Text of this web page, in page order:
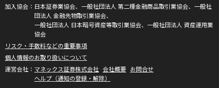
日本証券業協会、一般社団法人 第二種金融商品取引業協会、一般社
団法人 金融先物取引業協会、
一般社団法人 日本暗号資産等取引業協会、一般社団法人 資産運用業
協会
リスク・手数料などの重要事項
個人情報のお取り扱いについて
マネックス証券株式会社 会社概要 お問合せ
ヘルプ（通知の登録・解除）